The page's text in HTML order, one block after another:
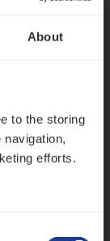
About
to the storing
efforts.